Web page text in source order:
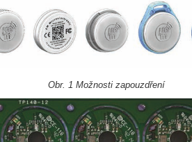
Obr. 1 Možnosti zapouzdření